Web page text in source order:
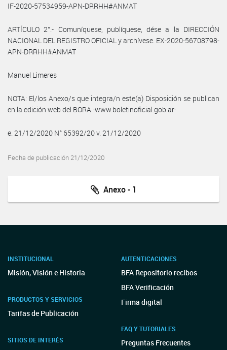
IF-2020-57534959-APN-DRRHH#ANMAT
ARTÍCULO 2°.- Comuníquese, publíquese, dése a la DIRECCIÓN
NACIONAL DEL REGISTRO OFICIAL y archívese. EX-2020-56708798-
APN-DRRHH#ANMAT
Manuel Limeres
NOTA: El/los Anexo/s que integra/n este(a) Disposición se publican
en la edición web del BORA -www.boletinoficial.gob.ar-
e. 21/12/2020 N° 65392/20 v. 21/12/2020
Fecha de publicación 21/12/2020
Anexo - 1
INSTITUCIONAL
Misión, Visión e Historia
PRODUCTOS Y SERVICIOS
Tarifas de Publicación
SITIOS DE INTERÉS
AUTENTICACIONES
BFA Repositorio recibos
BFA Verificación
Firma digital
FAQ Y TUTORIALES
Preguntas Frecuentes